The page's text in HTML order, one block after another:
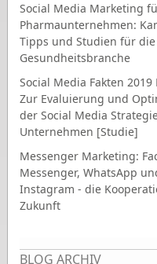
Social Media Marketing
Pharmaunternehmen:
Tipps und Studien für die
Gesundheitsbranche
Social Media Fakten 2019
Zur Evaluierung und
der Social Media
Unternehmen [Studie]
Messenger Marketing:
Messenger, WhatsApp
Instagram - die
Zukunft
BLOG ARCHIV
Seiten